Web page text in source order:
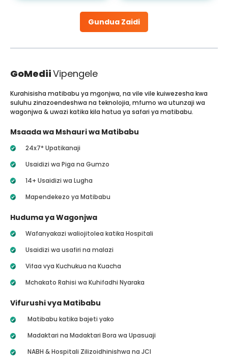
Gundua Zaidi
GoMediiVipengele
Kurahisisha matibabu ya mgonjwa, na vile vile kuiwezesha kwa
suluhu zinazoendeshwa na teknolojia, mfumo wa utunzaji wa
wagonjwa & uwazi katika kila hatua ya safari ya matibabu.
Msaada wa Mshauri wa Matibabu
24x7* Upatikanaji
Usaidizi wa Piga na Gumzo
14+ Usaidizi wa Lugha
Mapendekezo ya Matibabu
Huduma ya Wagonjwa
Wafanyakazi waliojitolea katika Hospitali
Usaidizi wa usafiri na malazi
Vifaa vya Kuchukua na Kuacha
Mchakato Rahisi wa Kuhifadhi Nyaraka
Vifurushi vya Matibabu
Matibabu katika bajeti yako
Madaktari na Madaktari Bora wa Upasuaji
NABH & Hospitali Zilizoidhinishwa na JCI